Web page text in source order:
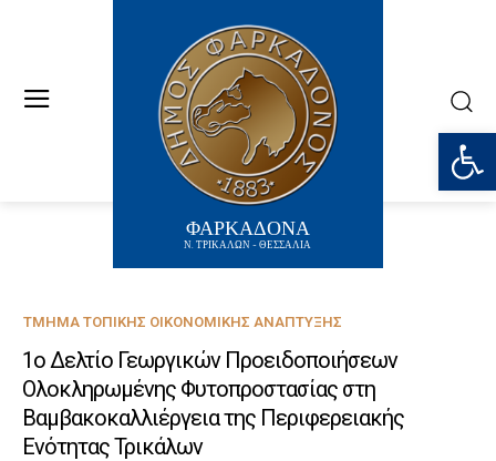
ΦΑΡΚΑΔΟΝΑ
Ν. ΤΡΙΚΑΛΩΝ - ΘΕΣΣΑΛΙΑ
ΤΜΉΜΑ ΤΟΠΙΚΉΣ ΟΙΚΟΝΟΜΙΚΉΣ ΑΝΆΠΤΥΞΗΣ
1ο Δελτίο Γεωργικών Προειδοποιήσεων
Ολοκληρωμένης Φυτοπροστασίας στη
Βαμβακοκαλλιέργεια της Περιφερειακής
Ενότητας Τρικάλων